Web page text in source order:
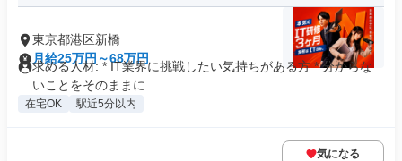
東京都港区新橋
月給25万円～68万円
求める人材: * IT業界に挑戦したい気持ちがある方 * 分からな
いことをそのままに...
在宅OK 駅近5分以内
気になる